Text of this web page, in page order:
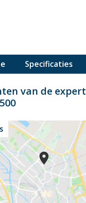
Specificaties
van de expert